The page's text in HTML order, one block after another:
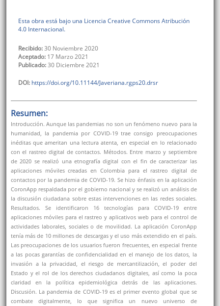
Esta obra está bajo una Licencia Creative Commons Atribución
4.0 Internacional.
Recibido:30 Noviembre 2020
Aceptado:17 Marzo 2021
Publicado:30 Diciembre 2021
DOI: https://doi.org/10.11144/Javeriana.rgps20.drsr
Resumen:
Introducción. Aunque las pandemias no son un fenómeno nuevo para la
humanidad, la pandemia por COVID-19 trae consigo preocupaciones
inéditas que ameritan una lectura atenta, en especial en lo relacionado
con el rastreo digital de contactos. Métodos. Entre marzo y septiembre
de 2020 se realizó una etnografía digital con el fin de caracterizar las
aplicaciones móviles creadas en Colombia para el rastreo digital de
contactos por la pandemia de COVID-19. Se hizo énfasis en la aplicación
CoronApp respaldada por el gobierno nacional y se realizó un análisis de
la discusión ciudadana sobre estas intervenciones en las redes sociales.
Resultados. Se identificaron 16 tecnologías para COVID-19 entre
aplicaciones móviles para el rastreo y aplicativos web para el control de
actividades laborales, sociales o de movilidad. La aplicación CoronApp
tenía más de 10 millones de descargas y el uso más extendido en el país.
Las preocupaciones de los usuarios fueron frecuentes, en especial frente
a las pocas garantías de confidencialidad en el manejo de los datos, la
invasión a la privacidad, el riesgo de mercantilización, el poder del
Estado y el rol de los derechos ciudadanos digitales, así como la poca
claridad en la política epidemiológica detrás de las aplicaciones.
Discusión. La pandemia de COVID-19 es el primer evento global que se
combate digitalmente, lo que significa un nuevo universo de